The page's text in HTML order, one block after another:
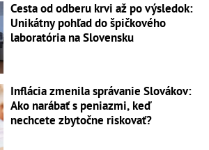
Cesta od odberu krvi až po výsledok:
Unikátny pohľad do špičkového
laboratória na Slovensku
Inflácia zmenila správanie Slovákov:
Ako narábať s peniazmi, keď
nechcete zbytočne riskovať?